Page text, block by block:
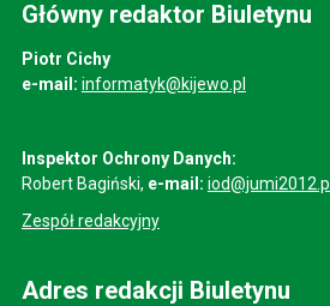
Główny redaktor Biuletynu
Piotr Cichy
e-mail: informatyk@kijewo.pl
Inspektor Ochrony Danych:
Robert Bagiński, e-mail: iod@jumi2012.pl
Zespół redakcyjny
Adres redakcji Biuletynu